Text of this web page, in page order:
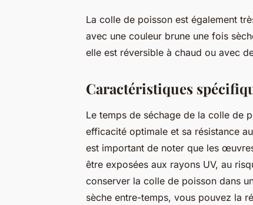
La colle de poisson est également
avec une couleur brune une fois
elle est réversible à chaud ou avec
Caractéristiques
Le temps de séchage de la colle de
efficacité optimale et sa résistance
est important de noter que les
être exposées aux rayons UV, au
conserver la colle de poisson dans
sèche entre-temps, vous pouvez la